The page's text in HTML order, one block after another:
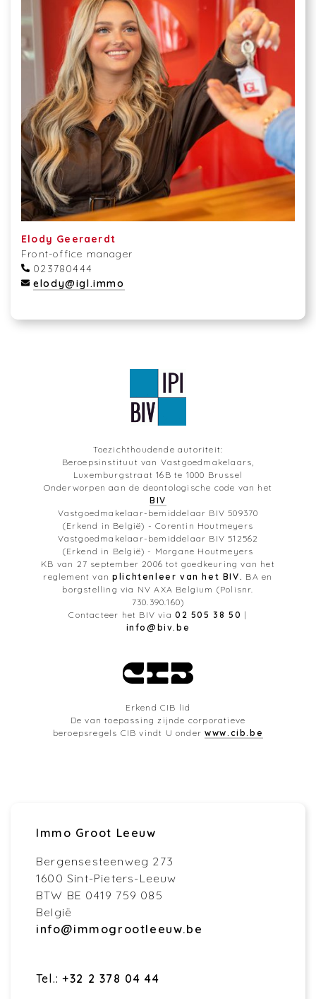
Elody Geeraerdt
Front-office manager
023780444
elody@igl.immo
Toezichthoudende autoriteit:
Beroepsinstituut van Vastgoedmakelaars,
Luxemburgstraat 16B te 1000 Brussel
Onderworpen aan de deontologische code van het
BIV
Vastgoedmakelaar-bemiddelaar BIV 509370
(Erkend in België) - Corentin Houtmeyers
Vastgoedmakelaar-bemiddelaar BIV 512562
(Erkend in België) - Morgane Houtmeyers
KB van 27 september 2006 tot goedkeuring van het
reglement vanplichtenleer van het BIV. BA en
borgstelling via NV AXA Belgium (Polisnr.
730.390.160)
Contacteer het BIV via 02 505 38 50 |
info@biv.be
Erkend CIB lid
De van toepassing zijnde corporatieve
beroepsregels CIB vindt U onderwww.cib.be
Immo Groot Leeuw
Bergensesteenweg 273
1600 Sint-Pieters-Leeuw
BTW BE 0419 759 085
België
info@immogrootleeuw.be
Tel.: +32 2 378 04 44